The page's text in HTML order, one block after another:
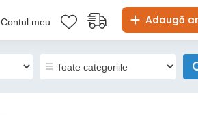
Adaugă
Contul meu